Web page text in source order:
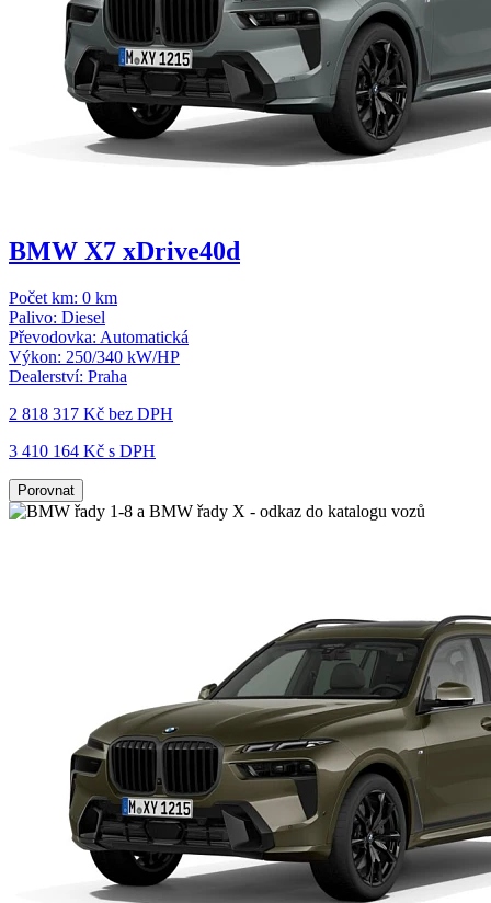
BMW X7 xDrive40d
Počet km: 0 km
Palivo: Diesel
Převodovka: Automatická
Výkon: 250/340 kW/HP
Dealerství: Praha
2 818 317 Kč bez DPH
3 410 164 Kč s DPH
Porovnat